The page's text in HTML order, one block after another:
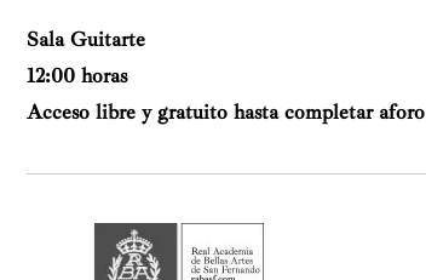
Sala Guitarte
12:00 horas
Acceso libre y gratuito hasta completar aforo